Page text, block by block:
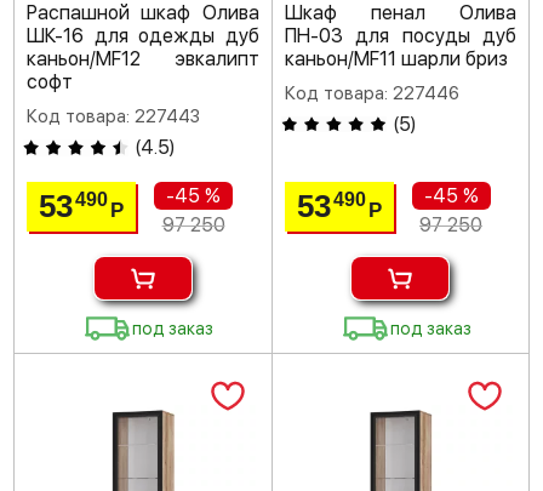
Распашной шкаф Олива
ШК-16 для одежды дуб
каньон/MF12 эвкалипт
софт
Код товара: 227443
(4.5)
53490Р
-45 %
97 250
под заказ
Шкаф пенал Олива
ПН-03 для посуды дуб
каньон/MF11 шарли бриз
Код товара: 227446
(5)
53490 Р
-45 %
97 250
под заказ